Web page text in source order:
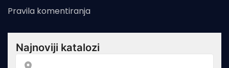
Pravila komentiranja